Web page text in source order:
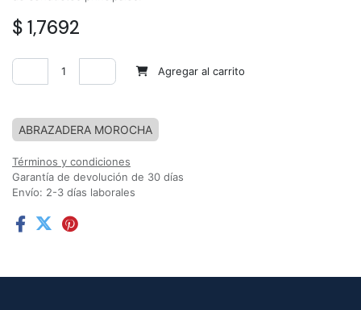
$ 1,7692
Agregar al carrito
ABRAZADERA MOROCHA
Términos y condiciones
Garantía de devolución de 30 días
Envío: 2-3 días laborales